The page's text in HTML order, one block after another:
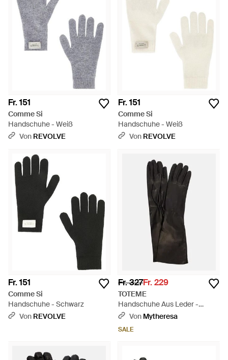
Fr. 151
Comme Si
Handschuhe - Weiß
Von REVOLVE
Fr. 151
Comme Si
Handschuhe - Weiß
Von REVOLVE
Fr. 151
Comme Si
Handschuhe - Schwarz
Von REVOLVE
Fr. 327Fr. 229
TOTEME
Handschuhe Aus Leder -
Schwarz
Von Mytheresa
SALE